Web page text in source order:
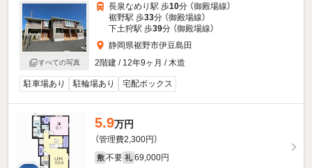
すべての写真
長泉なめり駅 歩10分 （御殿場線）
裾野駅 歩33分 （御殿場線）
下土狩駅 歩39分 （御殿場線）
静岡県裾野市伊豆島田
2階建 / 12年9ヶ月 / 木造
駐車場あり 駐輪場あり 宅配ボックス
5.9万円
（管理費2,300円）
敷 不要 礼 69,000円